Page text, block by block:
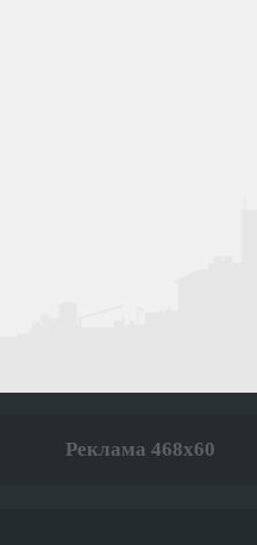
Реклама 468x60